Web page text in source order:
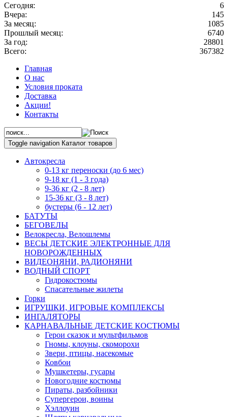
Сегодня:
6
Вчера:
145
За месяц:
1085
Прошлый месяц:
6740
За год:
28801
Всего:
367382
Главная
О нас
Условия проката
Доставка
Акции!
Контакты
Toggle navigation Каталог товаров
Автокресла
0-13 кг переноски (до 6 мес)
9-18 кг (1 - 3 года)
9-36 кг (2 - 8 лет)
15-36 кг (3 - 8 лет)
бустеры (6 - 12 лет)
БАТУТЫ
БЕГОВЕЛЫ
Велокресла, Велошлемы
ВЕСЫ ДЕТСКИЕ ЭЛЕКТРОННЫЕ ДЛЯ
НОВОРОЖДЕННЫХ
ВИДЕОНЯНИ, РАДИОНЯНИ
ВОДНЫЙ СПОРТ
Гидрокостюмы
Спасательные жилеты
Горки
ИГРУШКИ, ИГРОВЫЕ КОМПЛЕКСЫ
ИНГАЛЯТОРЫ
КАРНАВАЛЬНЫЕ ДЕТСКИЕ КОСТЮМЫ
Герои сказок и мультфильмов
Гномы, клоуны, скоморохи
Звери, птицы, насекомые
Ковбои
Мушкетеры, гусары
Новогодние костюмы
Пираты, разбойники
Супергерои, воины
Хэллоуин